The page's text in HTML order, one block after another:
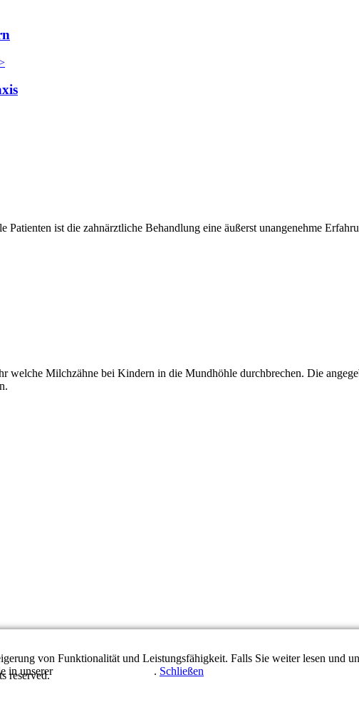
ist die zahnärztliche Behandlung eine äußerst unangenehme
welche Milchzähne bei Kindern in die Mundhöhle durchbrechen. Die
reserved.
von Funktionalität und Leistungsfähigkeit. Falls Sie weiter lesen und
in unserer
. Schließen